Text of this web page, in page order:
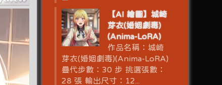
【AI 繪圖】城崎
芽衣(婚姻劇毒)
(Anima-LoRA)
作品名稱：城崎
芽衣(婚姻劇毒)(Anima-LoRA)
疊代步數：30 步 挑選張數：
28 張 輸出尺寸：12...